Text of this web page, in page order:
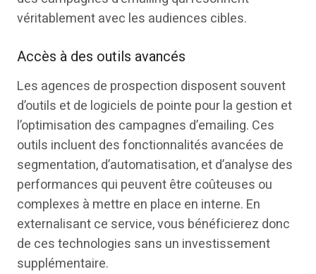
véritablement avec les audiences cibles.
Accès à des outils avancés
Les agences de prospection disposent souvent
d’outils et de logiciels de pointe pour la gestion et
l’optimisation des campagnes d’emailing. Ces
outils incluent des fonctionnalités avancées de
segmentation, d’automatisation, et d’analyse des
performances qui peuvent être coûteuses ou
complexes à mettre en place en interne. En
externalisant ce service, vous bénéficierez donc
de ces technologies sans un investissement
supplémentaire.